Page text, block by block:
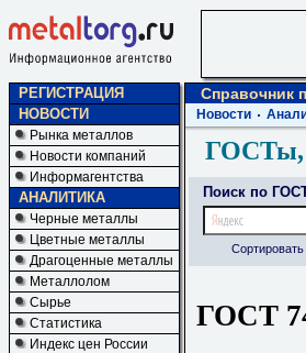
РЕГИСТРАЦИЯ
НОВОСТИ
Рынка металлов
Новости компаний
Информагентства
АНАЛИТИКА
Черные металлы
Цветные металлы
Драгоценные металлы
Металлолом
Сырье
Статистика
Индекс цен России
Справочник
Новости
ГОСТы,
Поиск по
Сортировать
ГОСТ